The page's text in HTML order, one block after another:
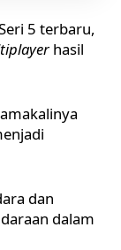
5 terbaru,
hasil
dan
dalam